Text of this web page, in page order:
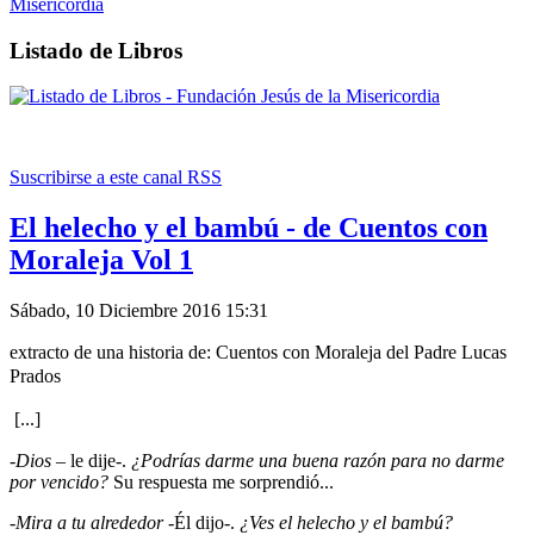
Listado de Libros
Suscribirse a este canal RSS
El helecho y el bambú - de Cuentos con
Moraleja Vol 1
Sábado, 10 Diciembre 2016 15:31
extracto de una historia de: Cuentos con Moraleja del Padre Lucas
Prados
[...]
-Dios – le dije-. ¿Podrías darme una buena razón para no darme
por vencido? Su respuesta me sorprendió...
-Mira a tu alrededor-Él dijo-. ¿Ves el helecho y el bambú?